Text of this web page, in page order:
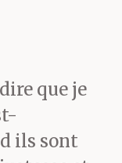
que je
ils sont